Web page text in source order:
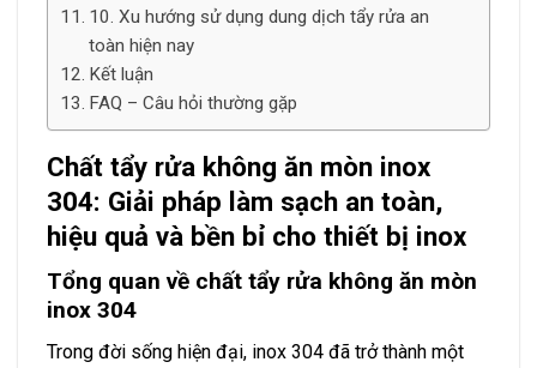
10. Xu hướng sử dụng dung dịch tẩy rửa an
toàn hiện nay
Kết luận
FAQ – Câu hỏi thường gặp
Chất tẩy rửa không ăn mòn inox
304: Giải pháp làm sạch an toàn,
hiệu quả và bền bỉ cho thiết bị inox
Tổng quan về chất tẩy rửa không ăn mòn
inox 304
Trong đời sống hiện đại, inox 304 đã trở thành một